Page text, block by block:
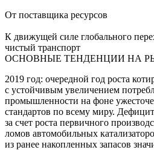
От поставщика ресурсов
К движущей силе глобального
чистый транспорт
ОСНОВНЫЕ ТЕНДЕНЦИИ НА
2019 год: очередной год роста
с устойчивым увеличением
промышленности на фоне
стандартов по всему миру.
за счет роста первичного
ломов автомобильных
из ранее накопленных запасов